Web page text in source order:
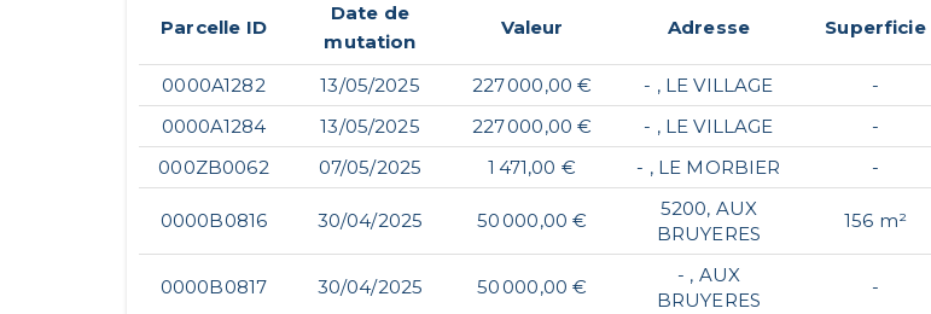
Parcelle ID
Date de
mutation
Valeur Adresse Superficie
0000A1282
13/05/2025 227 000,00 € - , LE VILLAGE -
0000A1284
13/05/2025 227 000,00 € - , LE VILLAGE -
000ZB0062
07/05/2025 1 471,00 € - , LE MORBIER -
0000B0816 30/04/2025 50 000,00 €
5200, AUX
BRUYERES
156 m²
0000B0817 30/04/2025 50 000,00 €
- , AUX
BRUYERES
-